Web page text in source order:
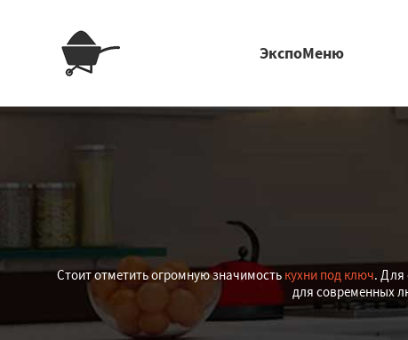
ЭкспоМеню
Стоит отметить огромную значимость кухни под ключ. Для
для современных